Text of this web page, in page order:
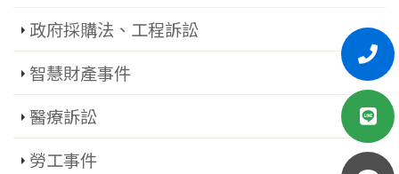
政府採購法、工程訴訟
智慧財產事件
醫療訴訟
勞工事件